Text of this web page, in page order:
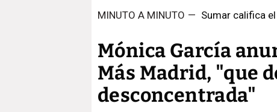
MINUTO A MINUTO — Sumar califica
Mónica García
Más Madrid, "que
desconcentrada"